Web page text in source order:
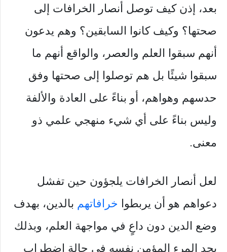
بعد، إذن كيف توصل أنصار الخرافات إلى
صحتها؟ وكيف كانوا السابقين؟ وهم يدعون
أنهم سبقوا العلم والعصر، والواقع أنهم ما
سبقوا شيئًا بل هم توصلوا إلى صحتها وفق
حدسهم وهواهم، أو بناءً على العادة والألفة
وليس بناءً على أي شيء منهجي علمي ذو
معنى.
لعل أنصار الخرافات يلجؤون حين تفشل
دعواهم هو أن يربطوا خرافاتهم بالدين، بهدف
وضع الدين دون داعٍ في مواجهة العلم، وبذلك
يجد المرء المؤمن نفسه في حالة اضطراب